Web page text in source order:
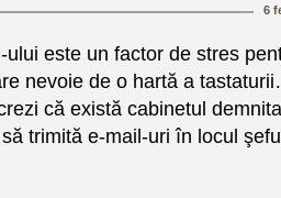
6
ului este un factor de stres
nevoie de o hartă a
că există cabinetul
trimită e-mail-uri în locul